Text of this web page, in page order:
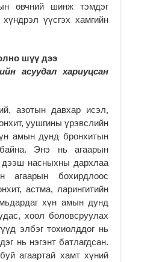
өвчний шинж тэмдэг
үүсгэх хамгийн
шүү дээ
асуудал хариуцсан
азотын давхар исэл,
уушгины үрэвслийн
амын дунд бронхитын
Энэ нь агаарын
насныхны дархлаа
агаарын бохирдлоос
астма, ларингитийн
хүн амын дунд
хоол боловсруулах
элбэг тохиолддог нь
нь нэгэнт батлагдсан.
агаартай хамт хүний